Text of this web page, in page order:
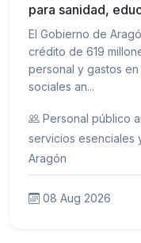
para sanidad,
El Gobierno de
crédito de 619
personal y gastos
sociales an...
Personal público
servicios esenciales
Aragón
08 Aug 2026